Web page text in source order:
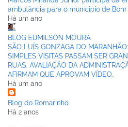
ambulância para o municipio de
Há um ano
BLOG EDMILSON MOURA
SÃO LUÍS GONZAGA DO
SIMPLES VISITAS PASSAM SER
RUAS, AVALIAÇÃO DA
AFIRMAM QUE APROVAM VÍDEO.
Há um ano
Blog do Romarinho
Há 2 anos